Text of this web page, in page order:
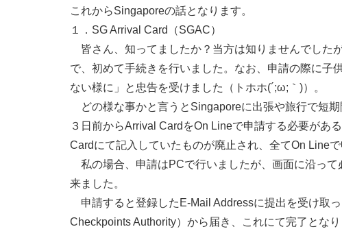
これからSingaporeの話となります。
１．SG Arrival Card（SGAC）
皆さん、知ってましたか？当方は知りませんでした
で、初めて手続きを行いました。なお、申請の際に子
ない様に」と忠告を受けました（トホホ(´;ω;｀)）。
どの様な事かと言うとSingaporeに出張や旅行で短
３日前からArrival CardをOn Lineで申請する必要があ
Cardにて記入していたものが廃止され、全てOn Line
私の場合、申請はPCで行いましたが、画面に沿っ
来ました。
申請すると登録したE-Mail Addressに提出を受け取
Checkpoints Authority）から届き、これにて完了となり